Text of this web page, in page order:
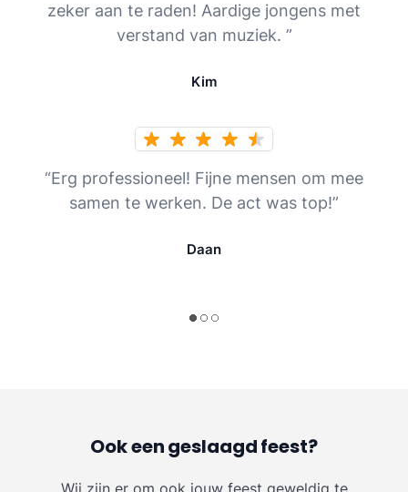
zeker aan te raden! Aardige jongens met
verstand van muziek. ”
Kim
“Erg professioneel! Fijne mensen om mee
samen te werken. De act was top!”
Daan
Ook een geslaagd feest?
Wij zijn er om ook jouw feest geweldig te